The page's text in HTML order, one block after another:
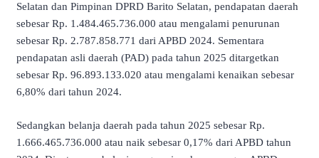
Selatan dan Pimpinan DPRD Barito Selatan, pendapatan daerah
sebesar Rp. 1.484.465.736.000 atau mengalami penurunan
sebesar Rp. 2.787.858.771 dari APBD 2024. Sementara
pendapatan asli daerah (PAD) pada tahun 2025 ditargetkan
sebesar Rp. 96.893.133.020 atau mengalami kenaikan sebesar
6,80% dari tahun 2024.
Sedangkan belanja daerah pada tahun 2025 sebesar Rp.
1.666.465.736.000 atau naik sebesar 0,17% dari APBD tahun